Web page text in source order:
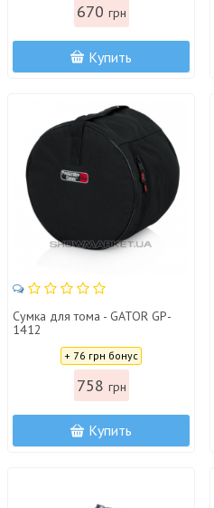
670 грн
Купить
Сумка для тома - GATOR GP-
1412
+ 76 грн бонус
758 грн
Купить